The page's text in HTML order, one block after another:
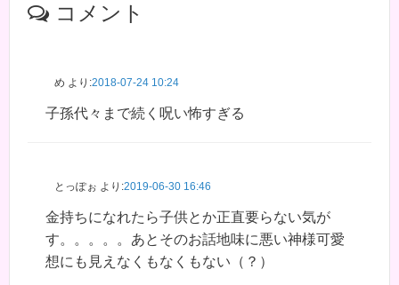
コメント
め より:2018-07-24 10:24
子孫代々まで続く呪い怖すぎる
とっぽぉ より:2019-06-30 16:46
金持ちになれたら子供とか正直要らない気が
す。。。。。あとそのお話地味に悪い神様可愛
想にも見えなくもなくもない（？）